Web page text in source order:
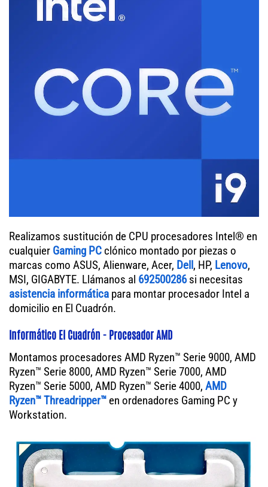
Realizamos sustitución de CPU procesadores Intel® en
cualquier Gaming PC clónico montado por piezas o
marcas como ASUS, Alienware, Acer, Dell, HP, Lenovo,
MSI, GIGABYTE. Llámanos al 692500286si necesitas
asistencia informática para montar procesador Intel a
domicilio en El Cuadrón.
Informático El Cuadrón - Procesador AMD
Montamos procesadores AMD Ryzen™ Serie 9000, AMD
Ryzen™ Serie 8000, AMD Ryzen™ Serie 7000, AMD
Ryzen™ Serie 5000, AMD Ryzen™ Serie 4000, AMD
Ryzen™ Threadripper™ en ordenadores Gaming PC y
Workstation.